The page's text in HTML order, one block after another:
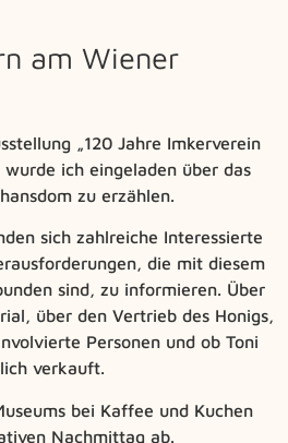
am Wiener
„120 Jahre Imkerverein
wurde ich eingeladen über das
zu erzählen.
sich zahlreiche Interessierte
die mit diesem
sind, zu informieren. Über
über den Vertrieb des Honigs,
Personen und ob Toni
verkauft.
bei Kaffee und Kuchen
Nachmittag ab.